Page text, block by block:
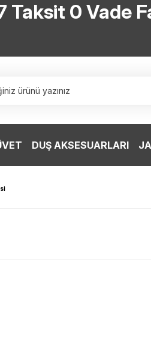
Taksit 0 Vade
HERYERİNE ÜCRETSİZ
DUŞ AKSESUARLARI